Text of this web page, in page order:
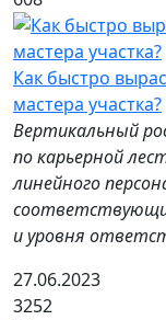
Как быстро
мастера участка?
Вертикальный
по карьерной
линейного
и уровня
27.06.2023
3252